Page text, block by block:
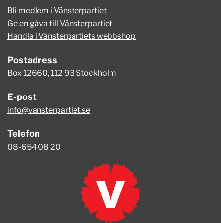
Bli medlem i Vänsterpartiet
Ge en gåva till Vänsterpartiet
Handla i Vänsterpartiets webbshop
Postadress
Box 12660, 112 93 Stockholm
E-post
info@vansterpartiet.se
Telefon
08-654 08 20